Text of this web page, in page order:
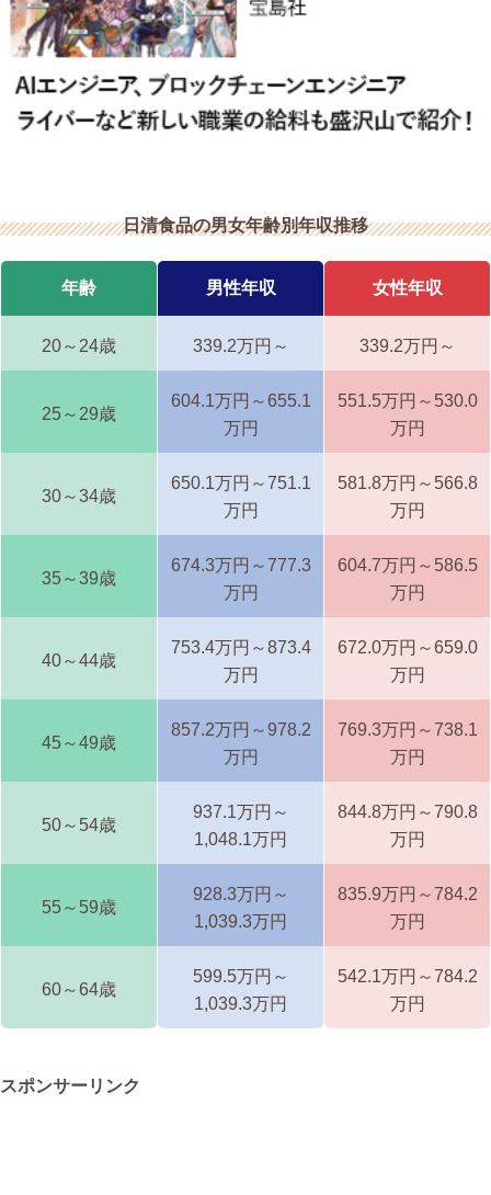
日清食品の男女年齢別年収推移
年齢 男性年収 女性年収
20～24歳 339.2万円～ 339.2万円～
25～29歳
604.1万円～655.1
万円
551.5万円～530.0
万円
30～34歳
650.1万円～751.1
万円
581.8万円～566.8
万円
35～39歳
674.3万円～777.3
万円
604.7万円～586.5
万円
40～44歳
753.4万円～873.4
万円
672.0万円～659.0
万円
45～49歳
857.2万円～978.2
万円
769.3万円～738.1
万円
50～54歳
937.1万円～
1,048.1万円
844.8万円～790.8
万円
55～59歳
928.3万円～
1,039.3万円
835.9万円～784.2
万円
60～64歳
599.5万円～
1,039.3万円
542.1万円～784.2
万円
スポンサーリンク